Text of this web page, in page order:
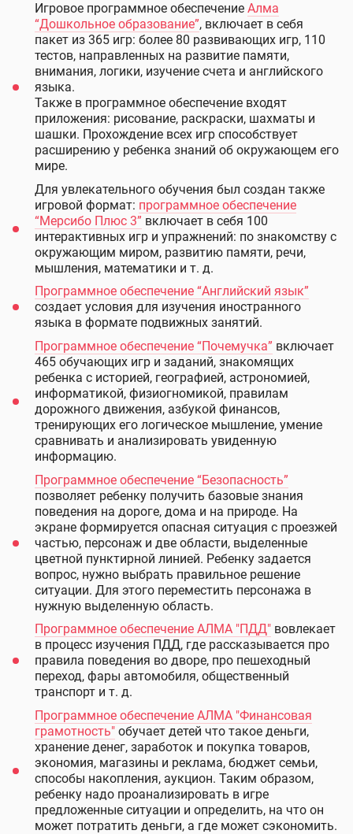
Игровое программное обеспечение Алма
“Дошкольное образование”, включает в себя
пакет из 365 игр: более 80 развивающих игр, 110
тестов, направленных на развитие памяти,
внимания, логики, изучение счета и английского
языка.
Также в программное обеспечение входят
приложения: рисование, раскраски, шахматы и
шашки. Прохождение всех игр способствует
расширению у ребенка знаний об окружающем его
мире.
Для увлекательного обучения был создан также
игровой формат: программное обеспечение
“Мерсибо Плюс 3” включает в себя 100
интерактивных игр и упражнений: по знакомству с
окружающим миром, развитию памяти, речи,
мышления, математики и т. д.
Программное обеспечение “Английский язык”
создает условия для изучения иностранного
языка в формате подвижных занятий.
Программное обеспечение “Почемучка” включает
465 обу­чающих игр и заданий, знакомящих
ребенка с историей, гео­графией, астрономией,
информатикой, фи­зио­гно­ми­кой, правилам
дорожного движения, азбукой финансов,
тренирующих его логическое мыш­ление, умение
сравнивать и анализировать увиденную
информацию.
Программное обеспечение “Безопасность”
позволяет ребенку получить базовые знания
поведения на дороге, дома и на природе. На
экране формируется опасная ситуация с проезжей
частью, персонаж и две области, выделенные
цветной пунктирной линией. Ребенку задается
вопрос, нужно выбрать правильное решение
ситуации. Для этого переместить персонажа в
нужную выделенную область.
Программное обеспечение АЛМА "ПДД" вовлекает
в процесс изучения ПДД, где рассказывается про
правила поведения во дворе, про пешеходный
переход, фары автомобиля, общественный
транспорт и т. д.
Программное обеспечение АЛМА "Финансовая
грамотность" обучает детей что такое деньги,
хранение денег, заработок и покупка товаров,
экономия, магазины и реклама, бюджет семьи,
способы накопления, аукцион. Таким образом,
ребенку надо проанализировать в игре
предложенные ситуации и определить, на что он
может потратить деньги, а где может сэкономить.